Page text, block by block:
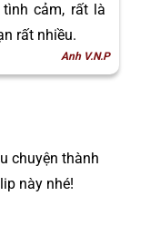
cảm, rất là
rất nhiều.
Anh V.N.P
chuyện thành
này nhé!